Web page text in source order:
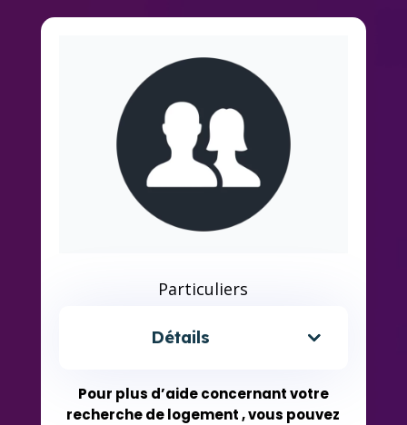
Particuliers
Détails
Pour plus d’aide concernant votre
recherche de logement , vous pouvez